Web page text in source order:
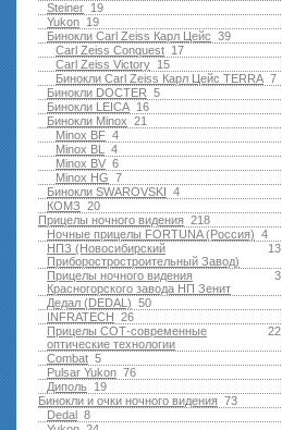
19
Steiner
19
Yukon
39
Бинокли Carl Zeiss Карл Цейс
17
Carl Zeiss Conquest
15
Carl Zeiss Victory
7
Бинокли Carl Zeiss Карл Цейс TERRA
5
Бинокли DOCTER
16
Бинокли LEICA
21
Бинокли Minox
4
Minox BF
4
Minox BL
6
Minox BV
7
Minox HG
4
Бинокли SWAROVSKI
20
КОМЗ
218
Прицелы ночного видения
4
Ночные прицелы FORTUNA (Россия)
13
НПЗ (Новосибирский
Приборостростроительный Завод)
3
Прицелы ночного видения
Красногорского завода НП Зенит
50
Дедал (DEDAL)
26
INFRATECH
22
Прицелы СОТ-современные
оптические технологии
5
Combat
76
Pulsar Yukon
19
Диполь
73
Бинокли и очки ночного видения
8
Dedal